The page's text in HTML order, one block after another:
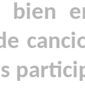
bien